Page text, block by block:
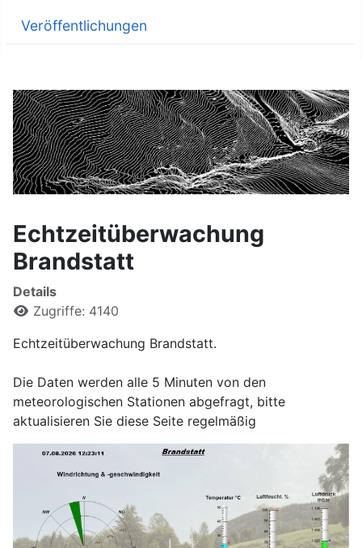
Veröffentlichungen
Echtzeitüberwachung
Brandstatt
Details
Zugriffe: 4140
Echtzeitüberwachung Brandstatt.
Die Daten werden alle 5 Minuten von den
meteorologischen Stationen abgefragt, bitte
aktualisieren Sie diese Seite regelmäßig